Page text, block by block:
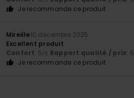
Je recommande ce produit
Mireille10 décembre 2025
Excellent produit
Confort: 5/5 Rapport qualité / prix: 5
Je recommande ce produit